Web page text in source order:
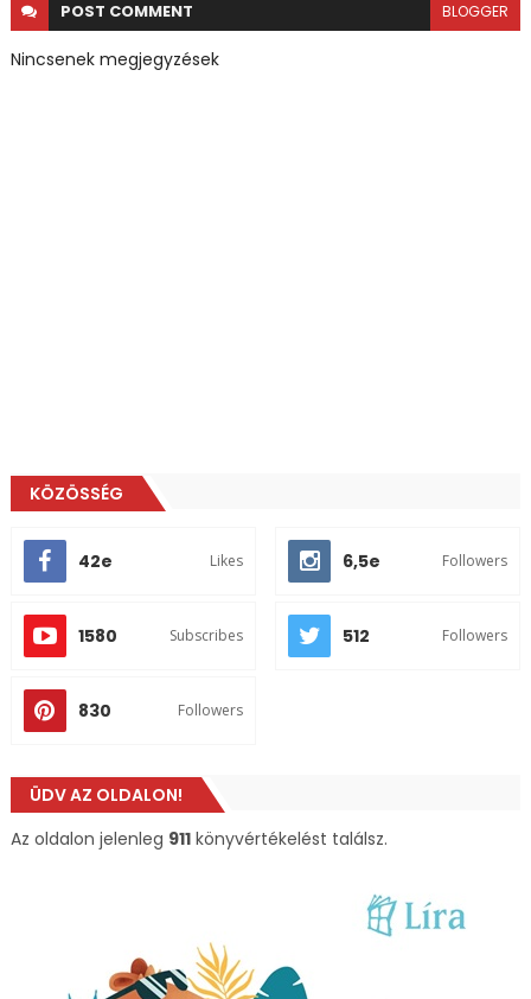
POST COMMENT BLOGGER
Nincsenek megjegyzések
KÖZÖSSÉG
42e Likes 6,5e Followers
1580 Subscribes 512 Followers
830 Followers
ÜDV AZ OLDALON!
Az oldalon jelenleg 911könyvértékelést találsz.